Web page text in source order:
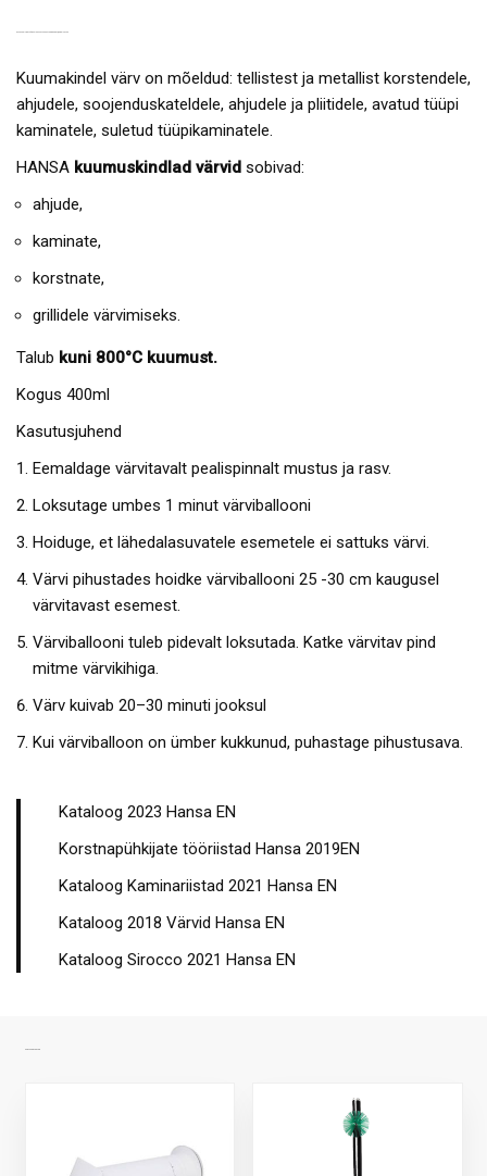
Kuumakindel värv on mõeldud: tellistest ja metallist korstendele,
ahjudele, soojenduskateldele, ahjudele ja pliitidele, avatud tüüpi
kaminatele, suletud tüüpikaminatele.
HANSA kuumuskindlad värvid sobivad:
ahjude,
kaminate,
korstnate,
grillidele värvimiseks.
Talub kuni 800°C kuumust.
Kogus 400ml
Kasutusjuhend
Eemaldage värvitavalt pealispinnalt mustus ja rasv.
Loksutage umbes 1 minut värviballooni
Hoiduge, et lähedalasuvatele esemetele ei sattuks värvi.
Värvi pihustades hoidke värviballooni 25 -30 cm kaugusel
värvitavast esemest.
Värviballooni tuleb pidevalt loksutada. Katke värvitav pind
mitme värvikihiga.
Värv kuivab 20–30 minuti jooksul
Kui värviballoon on ümber kukkunud, puhastage pihustusava.
Kataloog 2023 Hansa EN
Korstnapühkijate tööriistad Hansa 2019EN
Kataloog Kaminariistad 2021 Hansa EN
Kataloog 2018 Värvid Hansa EN
Kataloog Sirocco 2021 Hansa EN